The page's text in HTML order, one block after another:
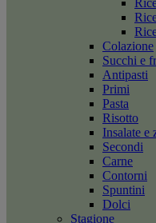
Colazione
Succhi e
Antipasti
Primi
Pasta
Risotto
Insalate e
Secondi
Carne
Contorni
Spuntini
Dolci
Stagione